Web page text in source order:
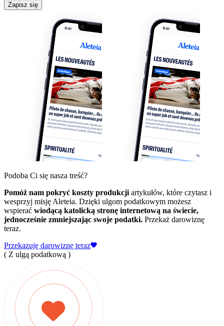
Zapisz się
Podoba Ci się nasza treść?
Pomóż nam pokryć koszty produkcji artykułów, które czytasz i
wesprzyj misję Aleteia. Dzięki ulgom podatkowym możesz
wspierać wiodącą katolicką stronę internetową na świecie,
jednocześnie zmniejszając swoje podatki. Przekaż darowiznę
teraz.
Przekazuję darowiznę teraz
( Z ulgą podatkową )